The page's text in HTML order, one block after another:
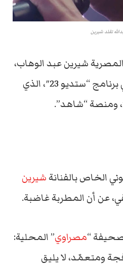
تقلد شيرين
شيرين عبد الوهاب،
تقليدَها بشكل ساخر في برنامج “ستديو 23″، الذي
الخاص بالفنانةشيرين
عن أن المطربة غاضبة.
“مصراوي” المحلية:
ومتعمّد، لا يليق